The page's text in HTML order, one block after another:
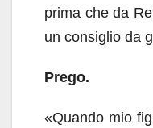
prima che da
un consiglio da
Prego.
«Quando mio